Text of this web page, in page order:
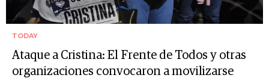
TODAY
Ataque a Cristina: El Frente de Todos y otras
organizaciones convocaron a movilizarse